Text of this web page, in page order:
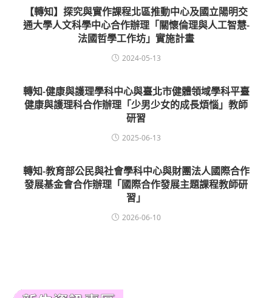
【轉知】探究與實作課程北區推動中心及國立陽明交
通大學人文科學中心合作辦理「關懷倫理與人工智慧-
法國哲學工作坊」實施計畫
2024-05-13
轉知-健康與護理學科中心與臺北市健體領域學科平臺
健康與護理科合作辦理「少男少女的成長煩惱」教師
研習
2025-06-13
轉知-教育部公民與社會學科中心與財團法人國際合作
發展基金會合作辦理「國際合作發展主題課程教師研
習」
2026-06-10